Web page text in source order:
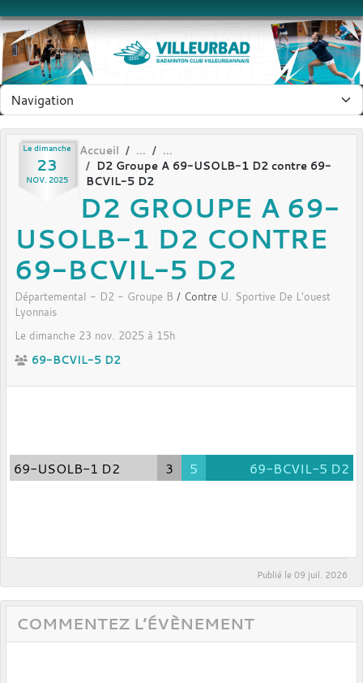
Le dimanche
23
NOV. 2025
Accueil
D2 Groupe A 69-USOLB-1 D2 contre 69-
BCVIL-5 D2
D2 GROUPE A 69-
USOLB-1 D2 CONTRE
69-BCVIL-5 D2
Départemental - D2 - Groupe B / Contre U. Sportive De L'ouest
Lyonnais
Le dimanche 23 nov. 2025 à 15h
69-BCVIL-5 D2
69-USOLB-1 D2 3 5 69-BCVIL-5 D2
Publié le 09 juil. 2026
COMMENTEZ L’ÉVÈNEMENT